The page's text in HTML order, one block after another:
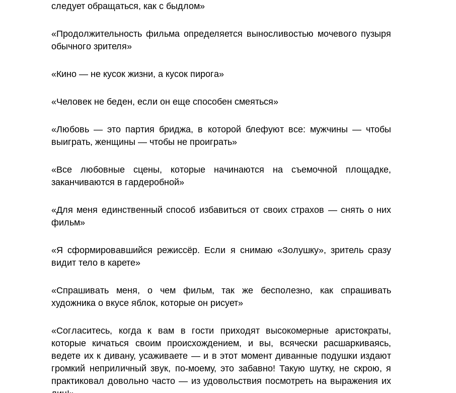
следует обращаться, как с быдлом»
«Продолжительность фильма определяется выносливостью мочевого пузыря
обычного зрителя»
«Кино — не кусок жизни, а кусок пирога»
«Человек не беден, если он еще способен смеяться»
«Любовь — это партия бриджа, в которой блефуют все: мужчины — чтобы
выиграть, женщины — чтобы не проиграть»
«Все любовные сцены, которые начинаются на съемочной площадке,
заканчиваются в гардеробной»
«Для меня единственный способ избавиться от своих страхов — снять о них
фильм»
«Я сформировавшийся режиссёр. Если я снимаю «Золушку», зритель сразу
видит тело в карете»
«Спрашивать меня, о чем фильм, так же бесполезно, как спрашивать
художника о вкусе яблок, которые он рисует»
«Согласитесь, когда к вам в гости приходят высокомерные аристократы,
которые кичаться своим происхождением, и вы, всячески расшаркиваясь,
ведете их к дивану, усаживаете — и в этот момент диванные подушки издают
громкий неприличный звук, по-моему, это забавно! Такую шутку, не скрою, я
практиковал довольно часто — из удовольствия посмотреть на выражения их